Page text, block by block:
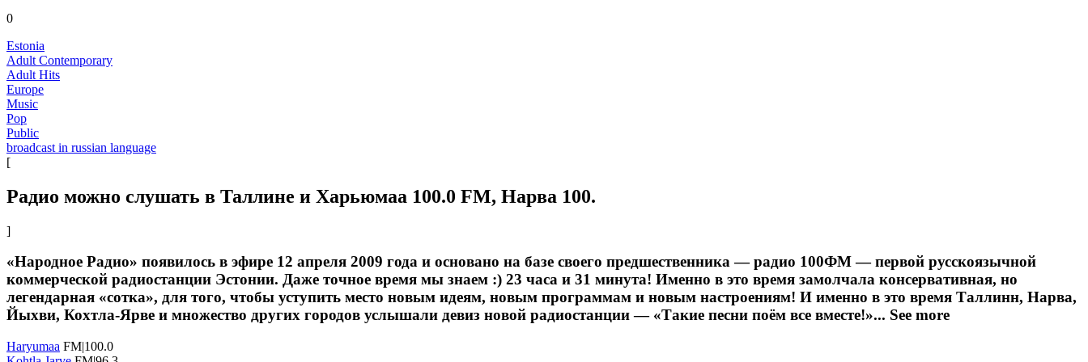
0
Estonia
Adult Contemporary
Adult Hits
Europe
Music
Pop
Public
broadcast in russian language
[
Радио можно слушать в Таллине и Харьюмаа 100.0 FM, Нарва 100.
]
«Народное Радио» появилось в эфире 12 апреля 2009 года и основано на базе своего предшественника — радио 100ФМ — первой русскоязычной
коммерческой радиостанции Эстонии. Даже точное время мы знаем :) 23 часа и 31 минута! Именно в это время замолчала консервативная, но
легендарная «сотка», для того, чтобы уступить место новым идеям, новым программам и новым настроениям! И именно в это время Таллинн, Нарва,
Йыхви, Кохтла-Ярве и множество других городов услышали девиз новой радиостанции — «Такие песни поём все вместе!»... See more
Haryumaa FM|100.0